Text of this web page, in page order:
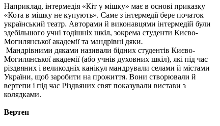
Наприклад, інтермедія «Кіт у мішку» має в основі приказку
«Кота в мішку не купують». Саме з інтермедії бере початок
український театр. Авторами й виконавцями інтермедій були
здебільшого учні тодішніх шкіл, зокрема студенти Києво-
Могилянської академії та мандрівні дяки.
Мандрівними дяками називали бідних студентів Києво-
Могилянської академії (або учнів духовних шкіл), які під час
різдвяних і великодніх канікул мандрували селами й містами
України, щоб заробити на прожиття. Вони створювали й
вертепи і під час Різдвяних свят показували вистави з
колядками.
Вертеп